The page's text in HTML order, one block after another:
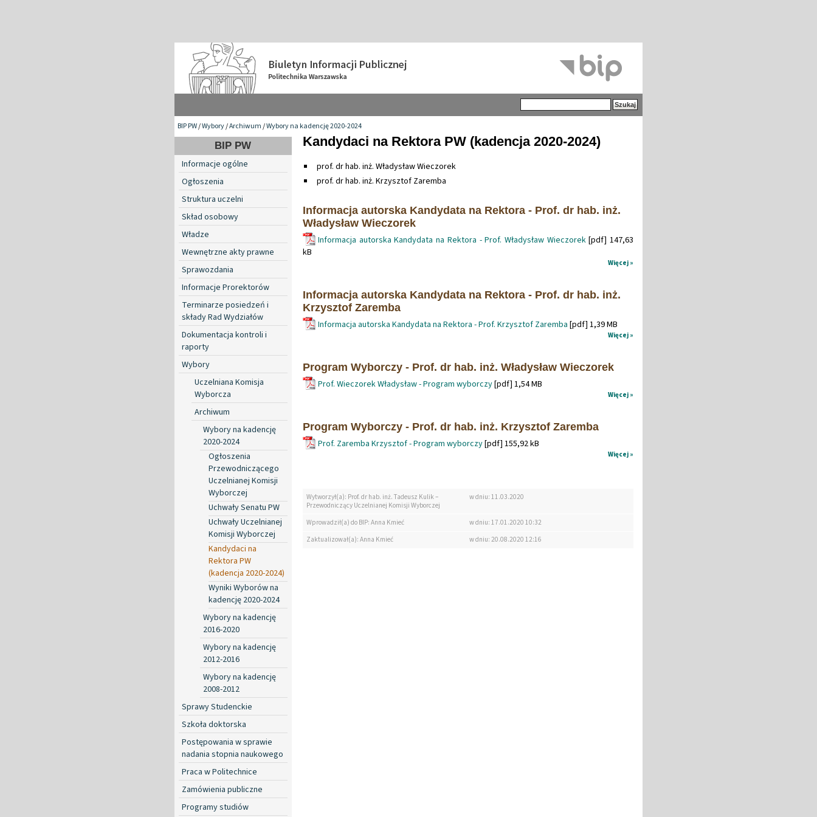
BIP PW/Wybory/Archiwum/Wybory na kadencję 2020-2024
BIP PW
Informacje ogólne
Ogłoszenia
Struktura uczelni
Skład osobowy
Władze
Wewnętrzne akty prawne
Sprawozdania
Informacje Prorektorów
Terminarze posiedzeń i
składy Rad Wydziałów
Dokumentacja kontroli i
raporty
Wybory
Uczelniana Komisja
Wyborcza
Archiwum
Wybory na kadencję
2020-2024
Ogłoszenia
Przewodniczącego
Uczelnianej Komisji
Wyborczej
Uchwały Senatu PW
Uchwały Uczelnianej
Komisji Wyborczej
Kandydaci na
Rektora PW
(kadencja 2020-2024)
Wyniki Wyborów na
kadencję 2020-2024
Wybory na kadencję
2016-2020
Wybory na kadencję
2012-2016
Wybory na kadencję
2008-2012
Sprawy Studenckie
Szkoła doktorska
Postępowania w sprawie
nadania stopnia naukowego
Praca w Politechnice
Zamówienia publiczne
Programy studiów
Kandydaci na Rektora PW (kadencja 2020-2024)
prof. dr hab. inż. Władysław Wieczorek
prof. dr hab. inż. Krzysztof Zaremba
Informacja autorska Kandydata na Rektora - Prof. dr hab. inż.
Władysław Wieczorek
Informacja autorska Kandydata na Rektora - Prof. Władysław Wieczorek[pdf] 147,63
kB
Więcej »
Informacja autorska Kandydata na Rektora - Prof. dr hab. inż.
Krzysztof Zaremba
Informacja autorska Kandydata na Rektora - Prof. Krzysztof Zaremba [pdf] 1,39 MB
Więcej »
Program Wyborczy - Prof. dr hab. inż. Władysław Wieczorek
Prof. Wieczorek Władysław - Program wyborczy[pdf] 1,54 MB
Więcej »
Program Wyborczy - Prof. dr hab. inż. Krzysztof Zaremba
Prof. Zaremba Krzysztof - Program wyborczy[pdf] 155,92 kB
Więcej »
Wytworzył(a): Prof. dr hab. inż. Tadeusz Kulik –
Przewodniczący Uczelnianej Komisji Wyborczej
w dniu: 11.03.2020
Wprowadził(a) do BIP: Anna Kmieć
w dniu: 17.01.2020 10:32
Zaktualizował(a): Anna Kmieć
w dniu: 20.08.2020 12:16